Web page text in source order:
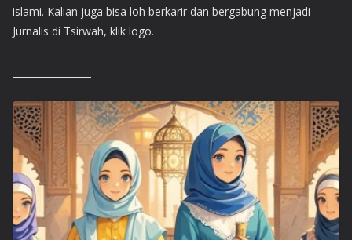
islami. Kalian juga bisa loh berkarir dan bergabung menjadi
Jurnalis di Tsirwah, klik logo.